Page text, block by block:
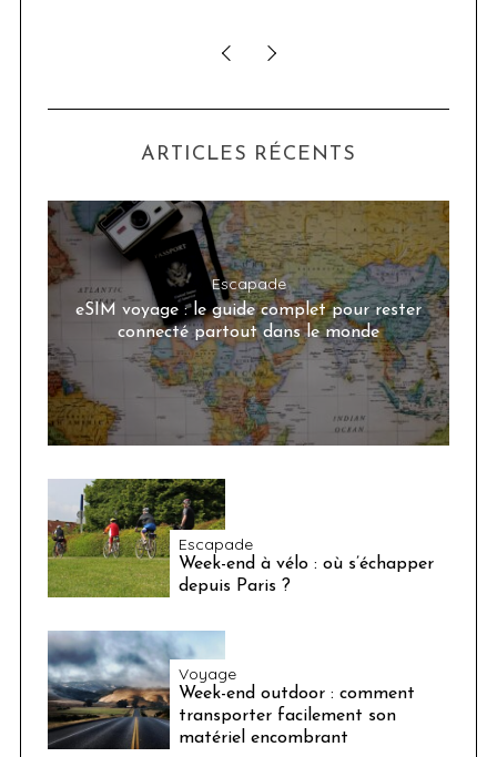
ARTICLES RÉCENTS
Escapade
eSIM voyage : le guide complet pour rester
connecté partout dans le monde
Escapade
Week-end à vélo : où s’échapper
depuis Paris ?
Voyage
Week-end outdoor : comment
transporter facilement son
matériel encombrant